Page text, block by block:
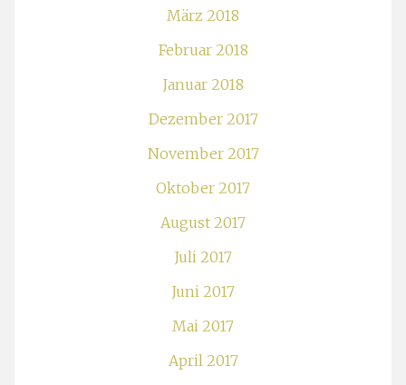
März 2018
Februar 2018
Januar 2018
Dezember 2017
November 2017
Oktober 2017
August 2017
Juli 2017
Juni 2017
Mai 2017
April 2017